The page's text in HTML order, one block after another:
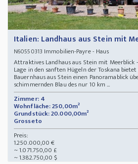
Italien: Landhaus aus Stein mit
N60550313 Immobilien-Payre - Haus
Attraktives Landhaus aus Stein mit Meerblick
Lage in den sanften Hügeln der Toskana
Bauernhaus aus Stein einen Panoramablick
schimmernden Blau des nur 10 km ...
Zimmer: 4
Wohnfläche: 250,00m²
Grundstück: 20.000,00m²
Grosseto
Preis:
1.250.000,00 €
~ 1.071.750,00 £
~ 1.382.750,00 $